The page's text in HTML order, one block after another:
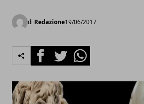
di Redazione19/06/2017
FacebookTwitterWhatsapp